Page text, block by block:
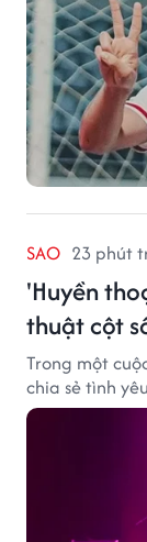
SAO 23 phút
'Huyền
thuật cột
Trong một
chia sẻ tình